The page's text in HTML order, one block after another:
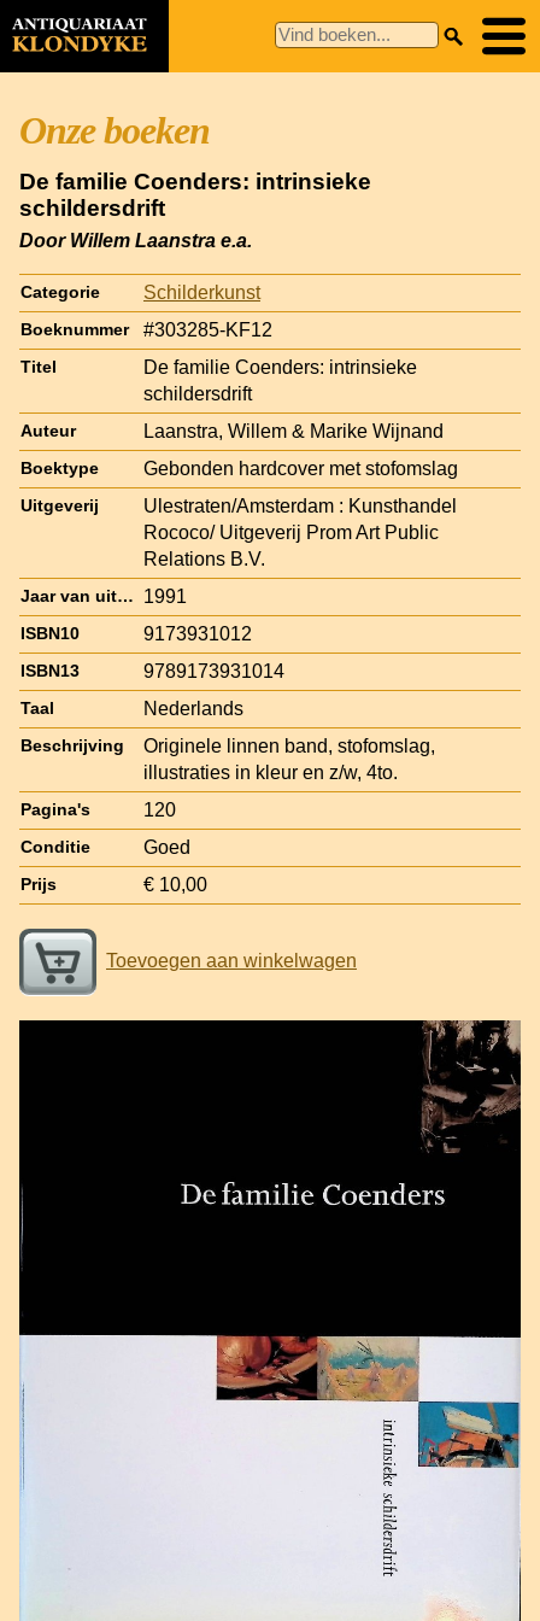
Onze boeken
De familie Coenders: intrinsieke
schildersdrift
Door Willem Laanstra e.a.
Categorie Schilderkunst
Boeknummer #303285-KF12
Titel
De familie Coenders: intrinsieke
schildersdrift
Auteur Laanstra, Willem & Marike Wijnand
Boektype Gebonden hardcover met stofomslag
Uitgeverij
Ulestraten/Amsterdam : Kunsthandel
Rococo/ Uitgeverij Prom Art Public
Relations B.V.
Jaar van uitgave 1991
ISBN10 9173931012
ISBN13 9789173931014
Taal Nederlands
Beschrijving
Originele linnen band, stofomslag,
illustraties in kleur en z/w, 4to.
Pagina's 120
Conditie Goed
Prijs € 10,00
Toevoegen aan winkelwagen